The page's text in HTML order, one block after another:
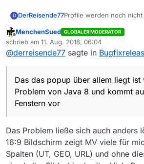
D DerReisende77Profile werden noch nicht
sind fest geplant.
Das das popup über allem
Peoblem von Java 8 und
anderen Fenstern vor.
nicht mehr nutzen
Offline
MenchenSued GLOBALER MODERATOR
schrieb am 11. Aug. 2018, 06:04
zuletzt editiert von
@derreisende77 sagte in
Das das popup über allem liegt ist
Problem von Java 8 und kommt
Fenstern vor
Das Problem ließe sich auch anders
16:9 Bildschirm zeigt MV viele für
Spalten (UT, GEO, URL) und ohne